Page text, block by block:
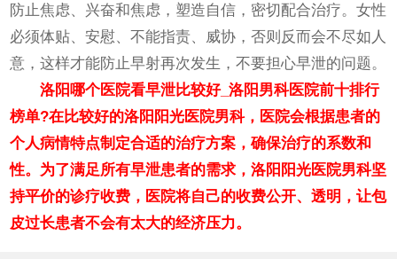
防止焦虑、兴奋和焦虑，塑造自信，密切配合治疗。女性
必须体贴、安慰、不能指责、威协，否则反而会不尽如人
意，这样才能防止早射再次发生，不要担心早泄的问题。
洛阳哪个医院看早泄比较好_洛阳男科医院前十排行
榜单?在比较好的洛阳阳光医院男科，医院会根据患者的
个人病情特点制定合适的治疗方案，确保治疗的系数和
性。为了满足所有早泄患者的需求，洛阳阳光医院男科坚
持平价的诊疗收费，医院将自己的收费公开、透明，让包
皮过长患者不会有太大的经济压力。